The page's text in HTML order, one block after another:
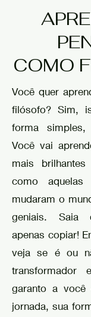
COMO
Você quer
filósofo? Sim,
forma
Você vai
mais
como aquelas
mudaram o
geniais. Saia
apenas copiar!
veja se é ou
garanto a você
jornada, sua